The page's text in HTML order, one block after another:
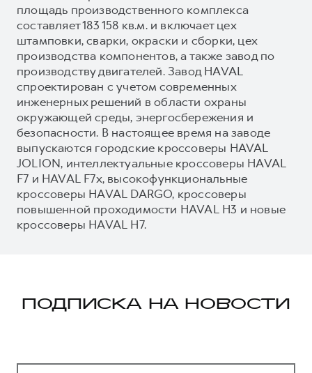
площадь производственного комплекса
составляет 183 158 кв.м. и включает цех
штамповки, сварки, окраски и сборки, цех
производства компонентов, а также завод по
производству двигателей. Завод HAVAL
спроектирован с учетом современных
инженерных решений в области охраны
окружающей среды, энергосбережения и
безопасности. В настоящее время на заводе
выпускаются городские кроссоверы HAVAL
JOLION, интеллектуальные кроссоверы HAVAL
F7 и HAVAL F7x, высокофункциональные
кроссоверы HAVAL DARGO, кроссоверы
повышенной проходимости HAVAL H3 и новые
кроссоверы HAVAL H7.
ПОДПИСКА НА НОВОСТИ